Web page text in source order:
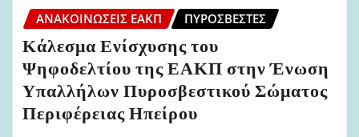
ΑΝΑΚΟΙΝΏΣΕΙΣ ΕΑΚΠ ΠΥΡΟΣΒΈΣΤΕΣ
Κάλεσμα Ενίσχυσης του
Ψηφοδελτίου της ΕΑΚΠ στην Ένωση
Υπαλλήλων Πυροσβεστικού Σώματος
Περιφέρειας Ηπείρου